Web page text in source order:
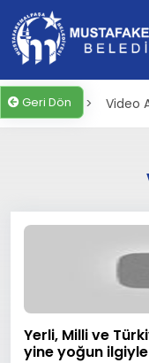
Geri Dön
Anasayfa > Video
Yerli, Milli ve
yine yoğun ilgiyle